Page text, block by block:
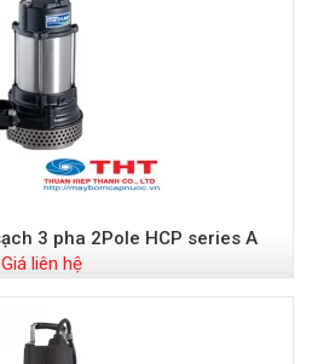
3 pha 2Pole HCP series A
Giá liên hệ